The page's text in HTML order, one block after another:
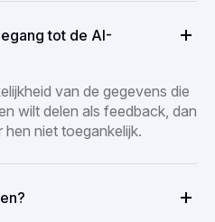
tot de AI-
van de gegevens die
wilt delen als feedback, dan
niet toegankelijk.